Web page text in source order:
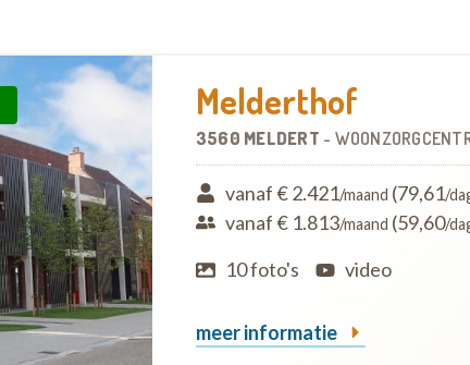
Melderthof
3560 MELDERT -
vanaf € 2.421/maand (79,61/
vanaf € 1.813/maand (59,60/
10 foto's
video
meer informatie